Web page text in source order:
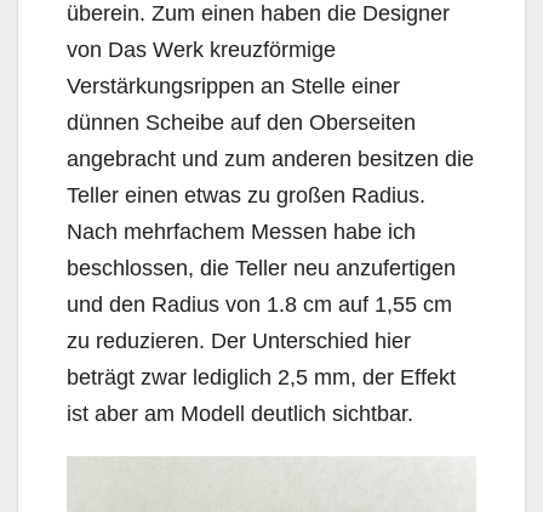
überein. Zum einen haben die Designer
von Das Werk kreuzförmige
Verstärkungsrippen an Stelle einer
dünnen Scheibe auf den Oberseiten
angebracht und zum anderen besitzen die
Teller einen etwas zu großen Radius.
Nach mehrfachem Messen habe ich
beschlossen, die Teller neu anzufertigen
und den Radius von 1.8 cm auf 1,55 cm
zu reduzieren. Der Unterschied hier
beträgt zwar lediglich 2,5 mm, der Effekt
ist aber am Modell deutlich sichtbar.